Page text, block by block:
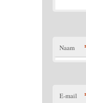
Naam
E-mail